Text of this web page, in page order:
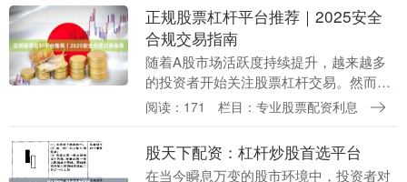
正规股票杠杆平台推荐｜2025安全
合规交易指南
随着A股市场活跃度持续提升，越来越多
的投资者开始关注股票杠杆交易。然而，
面对市场上琳琅满目的平台正规炒股配
每位投资者必须掌握....
阅读：171 栏目：专业股票配资利息
股天下配资：杠杆炒股首选平台
在当今瞬息万变的股市环境中，投资者对